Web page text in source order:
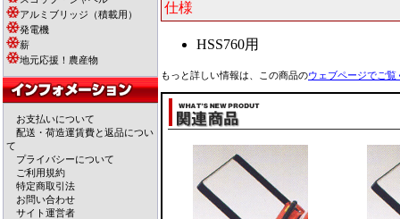
アルミブリッジ（積載用）
発電機
薪
地元応援！農産物
お支払いについて
配送・荷造運賃費と返品につい
て
プライバシーについて
ご利用規約
特定商取引法
お問い合わせ
サイト運営者
仕様
HSS760用
もっと詳しい情報は、この商品のウェブページでご覧